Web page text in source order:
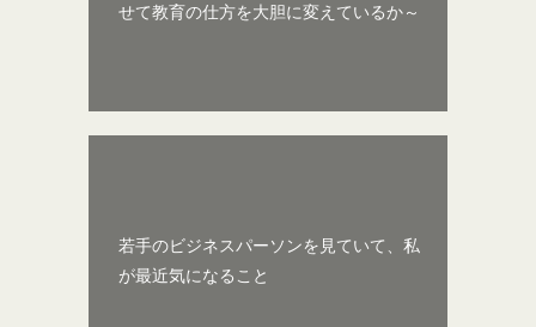
せて教育の仕方を大胆に変えているか～
若手のビジネスパーソンを見ていて、私
が最近気になること